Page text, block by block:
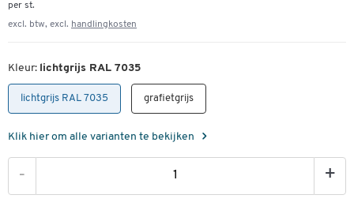
per st.
excl. btw, excl. handlingkosten
Kleur: lichtgrijs RAL 7035
lichtgrijs RAL 7035 grafietgrijs
Klik hier om alle varianten te bekijken
- +